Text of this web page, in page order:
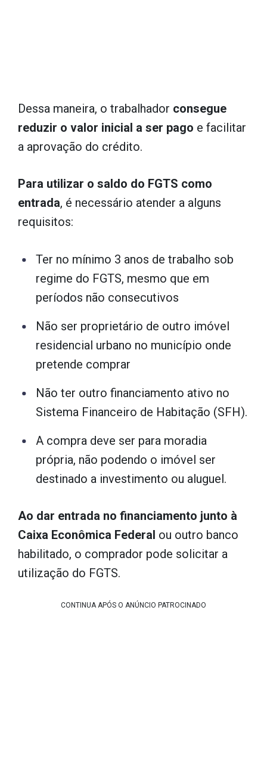
Dessa maneira, o trabalhador consegue
reduzir o valor inicial a ser pago e facilitar
a aprovação do crédito.
Para utilizar o saldo do FGTS como
entrada, é necessário atender a alguns
requisitos:
Ter no mínimo 3 anos de trabalho sob
regime do FGTS, mesmo que em
períodos não consecutivos
Não ser proprietário de outro imóvel
residencial urbano no município onde
pretende comprar
Não ter outro financiamento ativo no
Sistema Financeiro de Habitação (SFH).
A compra deve ser para moradia
própria, não podendo o imóvel ser
destinado a investimento ou aluguel.
Ao dar entrada no financiamento junto à
Caixa Econômica Federal ou outro banco
habilitado, o comprador pode solicitar a
utilização do FGTS.
CONTINUA APÓS O ANÚNCIO PATROCINADO